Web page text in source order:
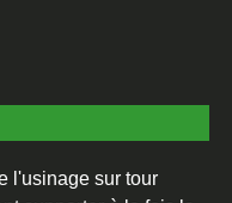
l'usinage sur tour